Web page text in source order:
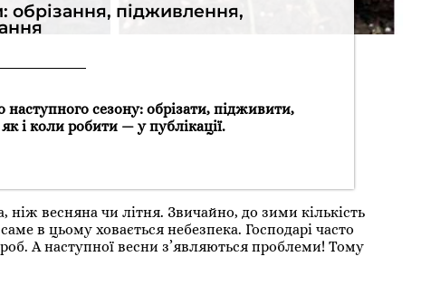
обрізання, підживлення,
сезону: обрізати, підживити,
і коли робити — у публікації.
весняна чи літня. Звичайно, до зими кількість
в цьому ховається небезпека. Господарі часто
А наступної весни з’являються проблеми! Тому